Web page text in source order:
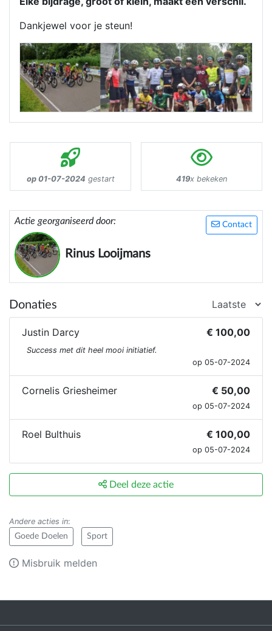
Dankjewel voor je steun!
op 01-07-2024 gestart 419x bekeken
Contact
Actie georganiseerd door:
Rinus Looijmans
Donaties
Justin Darcy € 100,00
Success met dit heel mooi initiatief.
op 05-07-2024
Cornelis Griesheimer € 50,00
op 05-07-2024
Roel Bulthuis € 100,00
op 05-07-2024
Deel deze actie
Andere acties in:
Goede Doelen Sport
Misbruik melden